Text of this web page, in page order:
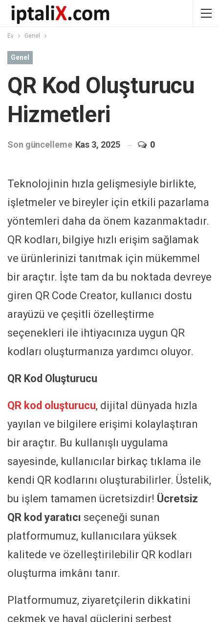
Ev Genel
Genel
QR Kod Oluşturucu
Hizmetleri
Son güncelleme Kas 3, 2025 0
Teknolojinin hızla gelişmesiyle birlikte,
işletmeler ve bireyler için etkili pazarlama
yöntemleri daha da önem kazanmaktadır.
QR kodları, bilgiye hızlı erişim sağlamak
ve ürünlerinizi tanıtmak için mükemmel
bir araçtır. İşte tam da bu noktada devreye
giren QR Code Creator, kullanıcı dostu
arayüzü ve çeşitli özelleştirme
seçenekleri ile ihtiyacınıza uygun QR
kodları oluşturmanıza yardımcı oluyor.
QR Kod Oluşturucu
QR kod oluşturucu, dijital dünyada hızla
yayılan ve bilgilere erişimi kolaylaştıran
bir araçtır. Bu kullanışlı uygulama
sayesinde, kullanıcılar birkaç tıklama ile
kendi QR kodlarını oluşturabilirler. Üstelik,
bu işlem tamamen ücretsizdir! Ücretsiz
QR kod yaratıcı seçeneği sunan
platformumuz, kullanıcılara yüksek
kalitede ve özelleştirilebilir QR kodları
oluşturma imkânı tanır.
Platformumuz, ziyaretçilerin dikkatini
çekmek ve hayal güçlerini serbest